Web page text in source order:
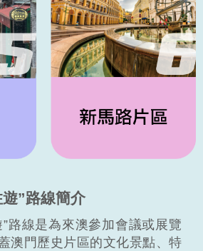
”路線簡介
路線是為來澳參加會議或展覽
澳門歷史片區的文化景點、特